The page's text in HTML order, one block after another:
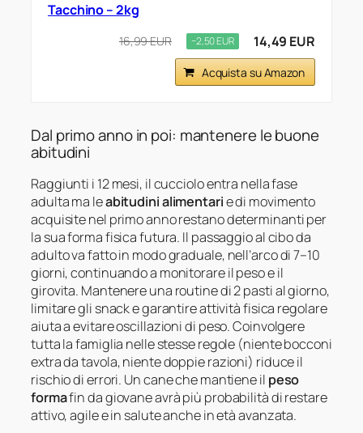
Tacchino – 2kg
16,99 EUR −2,50 EUR 14,49 EUR
Acquista su Amazon
Dal primo anno in poi: mantenere le buone
abitudini
Raggiunti i 12 mesi, il cucciolo entra nella fase
adulta ma leabitudini alimentarie di movimento
acquisite nel primo anno restano determinanti per
la sua forma fisica futura. Il passaggio al cibo da
adulto va fatto in modo graduale, nell’arco di 7–10
giorni, continuando a monitorare il peso e il
girovita. Mantenere una routine di 2 pasti al giorno,
limitare gli snack e garantire attività fisica regolare
aiuta a evitare oscillazioni di peso. Coinvolgere
tutta la famiglia nelle stesse regole (niente bocconi
extra da tavola, niente doppie razioni) riduce il
rischio di errori. Un cane che mantiene il peso
formafin da giovane avrà più probabilità di restare
attivo, agile e in salute anche in età avanzata.